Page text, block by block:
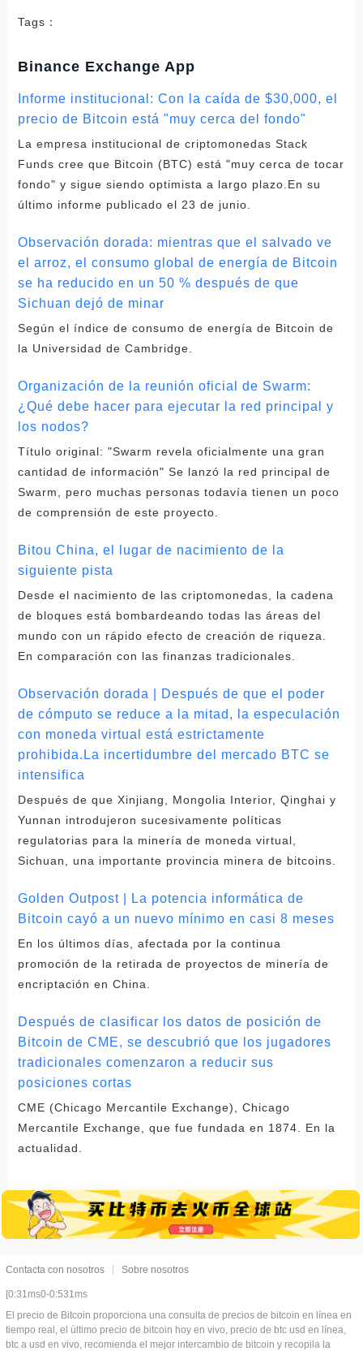
Tags：
Binance Exchange App
Informe institucional: Con la caída de $30,000, el
precio de Bitcoin está "muy cerca del fondo"
La empresa institucional de criptomonedas Stack
Funds cree que Bitcoin (BTC) está "muy cerca de tocar
fondo" y sigue siendo optimista a largo plazo.En su
último informe publicado el 23 de junio.
Observación dorada: mientras que el salvado ve
el arroz, el consumo global de energía de Bitcoin
se ha reducido en un 50 % después de que
Sichuan dejó de minar
Según el índice de consumo de energía de Bitcoin de
la Universidad de Cambridge.
Organización de la reunión oficial de Swarm:
¿Qué debe hacer para ejecutar la red principal y
los nodos?
Título original: "Swarm revela oficialmente una gran
cantidad de información" Se lanzó la red principal de
Swarm, pero muchas personas todavía tienen un poco
de comprensión de este proyecto.
Bitou China, el lugar de nacimiento de la
siguiente pista
Desde el nacimiento de las criptomonedas, la cadena
de bloques está bombardeando todas las áreas del
mundo con un rápido efecto de creación de riqueza.
En comparación con las finanzas tradicionales.
Observación dorada | Después de que el poder
de cómputo se reduce a la mitad, la especulación
con moneda virtual está estrictamente
prohibida.La incertidumbre del mercado BTC se
intensifica
Después de que Xinjiang, Mongolia Interior, Qinghai y
Yunnan introdujeron sucesivamente políticas
regulatorias para la minería de moneda virtual,
Sichuan, una importante provincia minera de bitcoins.
Golden Outpost | La potencia informática de
Bitcoin cayó a un nuevo mínimo en casi 8 meses
En los últimos días, afectada por la continua
promoción de la retirada de proyectos de minería de
encriptación en China.
Después de clasificar los datos de posición de
Bitcoin de CME, se descubrió que los jugadores
tradicionales comenzaron a reducir sus
posiciones cortas
CME (Chicago Mercantile Exchange), Chicago
Mercantile Exchange, que fue fundada en 1874. En la
actualidad.
Contacta con nosotros Sobre nosotros
[0:31ms0-0:531ms
El precio de Bitcoin proporciona una consulta de precios de bitcoin en línea en
tiempo real, el último precio de bitcoin hoy en vivo, precio de btc usd en línea,
btc a usd en vivo, recomienda el mejor intercambio de bitcoin y recopila la